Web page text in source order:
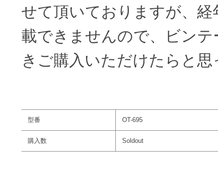
せて頂いておりますが、
載できませんので、ビン
きご購入いただけたらと
型番 OT-695
購入数 Soldout